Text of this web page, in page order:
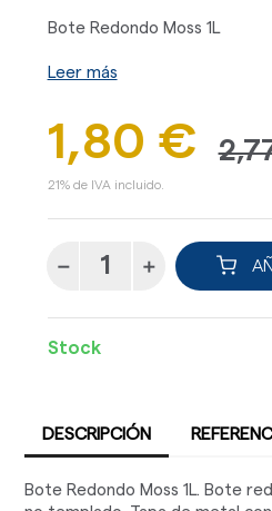
Bote Redondo Moss 1L
Leer más
1,80 €
21% de IVA incluido.
Stock
DESCRIPCIÓN
Bote Redondo Moss 1L. Bote